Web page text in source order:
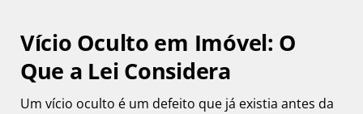
Vício Oculto em Imóvel: O
Que a Lei Considera
Um vício oculto é um defeito que já existia antes da